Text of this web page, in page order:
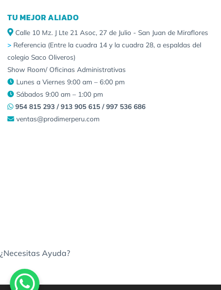
TU MEJOR ALIADO
Calle 10 Mz. J Lte 21 Asoc, 27 de Julio - San Juan de Miraflores
> Referencia (Entre la cuadra 14 y la cuadra 28, a espaldas del
colegio Saco Oliveros)
Show Room/ Oficinas Administrativas
Lunes a Viernes 9:00 am – 6:00 pm
Sábados 9:00 am – 1:00 pm
954 815 293 / 913 905 615 / 997 536 686
ventas@prodimerperu.com
¿Necesitas Ayuda?